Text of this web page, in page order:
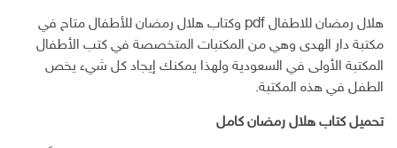
هلال رمضان للاطفال pdf وكتاب هلال رمضان للأطفال متاح في
مكتبة دار الهدى وهي من المكتبات المتخصصة في كتب الأطفال
المكتبة الأولى في السعودية ولهذا يمكنك إيجاد كل شيء يخص
الطفل في هذه المكتبة.
تحميل كتاب هلال رمضان كامل